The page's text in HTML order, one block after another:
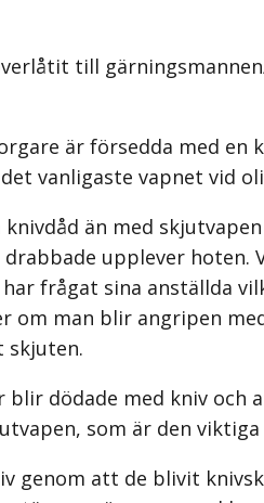
till
är försedda med
vanligaste vapnet vid
än med
upplever
frågat sina anställda
om man blir angripen
skjuten.
dödade med kniv
som är den
genom att de blivit